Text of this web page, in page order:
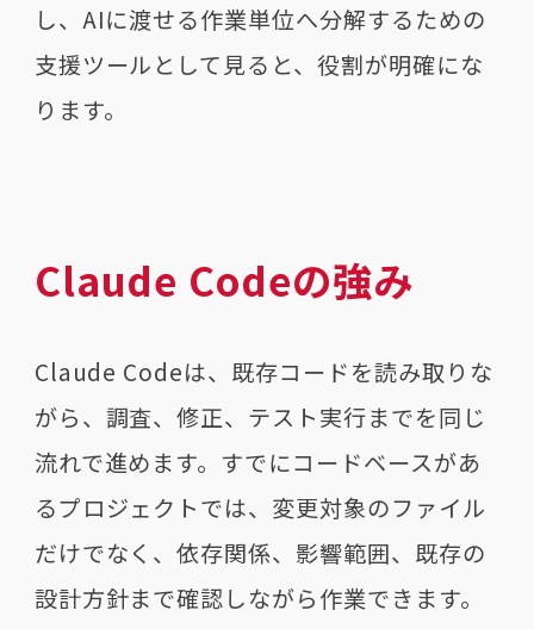
し、AIに渡せる作業単位へ分解するための
支援ツールとして見ると、役割が明確にな
ります。
Claude Codeの強み
Claude Codeは、既存コードを読み取りな
がら、調査、修正、テスト実行までを同じ
流れで進めます。すでにコードベースがあ
るプロジェクトでは、変更対象のファイル
だけでなく、依存関係、影響範囲、既存の
設計方針まで確認しながら作業できます。